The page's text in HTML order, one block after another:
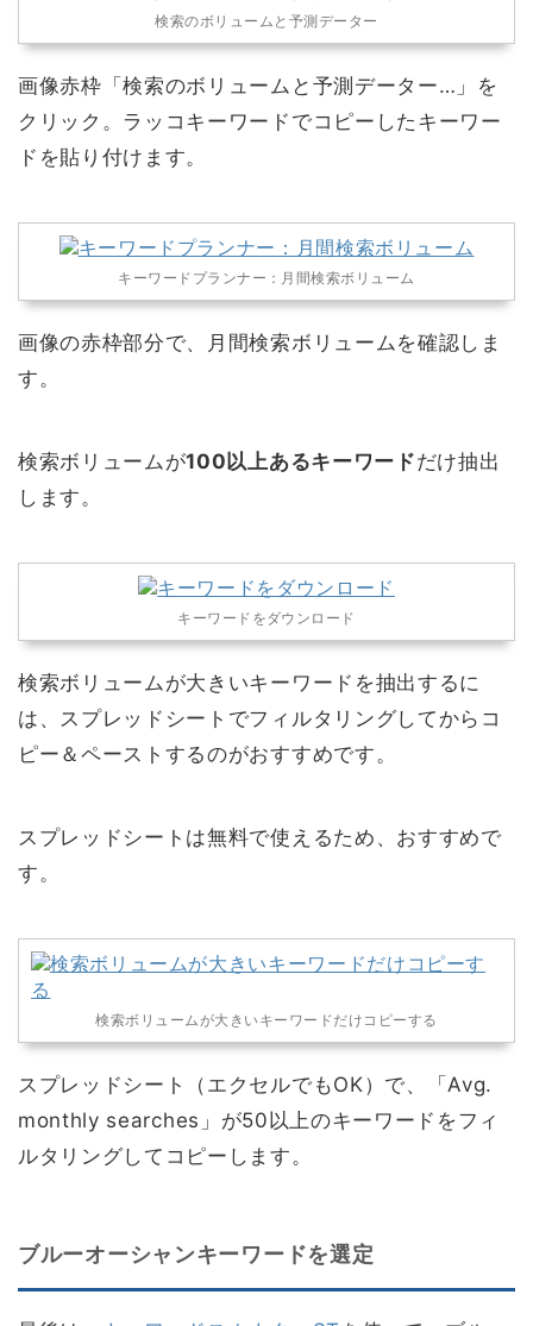
検索のボリュームと予測データー
画像赤枠「検索のボリュームと予測データー…」を
クリック。ラッコキーワードでコピーしたキーワー
ドを貼り付けます。
キーワードプランナー：月間検索ボリューム
画像の赤枠部分で、月間検索ボリュームを確認しま
す。
検索ボリュームが100以上あるキーワードだけ抽出
します。
キーワードをダウンロード
検索ボリュームが大きいキーワードを抽出するに
は、スプレッドシートでフィルタリングしてからコ
ピー＆ペーストするのがおすすめです。
スプレッドシートは無料で使えるため、おすすめで
す。
検索ボリュームが大きいキーワードだけコピーする
スプレッドシート（エクセルでもOK）で、「Avg.
monthly searches」が50以上のキーワードをフィ
ルタリングしてコピーします。
ブルーオーシャンキーワードを選定